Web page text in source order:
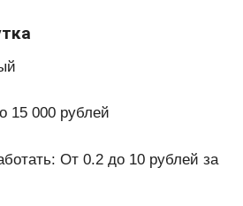
15 000 рублей
От 0.2 до 10 рублей за